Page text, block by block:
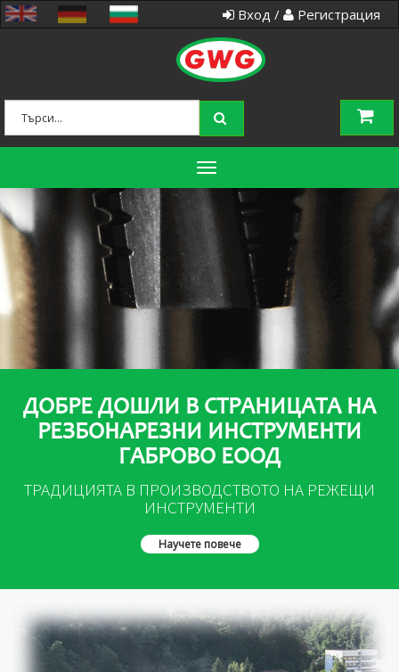
Вход / Регистрация
navigation
ДОБРЕ ДОШЛИ В СТРАНИЦАТА НА
РЕЗБОНАРЕЗНИ ИНСТРУМЕНТИ
ГАБРОВО ЕООД
ТРАДИЦИЯТА В ПРОИЗВОДСТВОТО НА РЕЖЕЩИ
ИНСТРУМЕНТИ
Научете повече